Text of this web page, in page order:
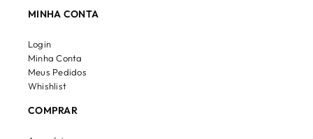
MINHA CONTA
Login
Minha Conta
Meus Pedidos
Whishlist
COMPRAR